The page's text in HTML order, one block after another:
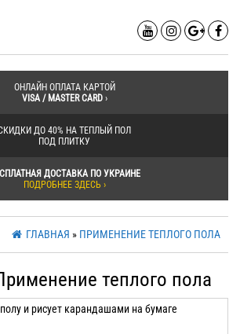
ОНЛАЙН ОПЛАТА КАРТОЙ
VISA / MASTER CARD›
ДО 40% НА ТЕПЛЫЙ ПОЛ
ПОД ПЛИТКУ
ДОСТАВКА ПО УКРАИНЕ
ПОДРОБНЕЕ ЗДЕСЬ ›
ГЛАВНАЯ » ПРИМЕНЕНИЕ ТЕПЛОГО ПОЛА
теплого пола